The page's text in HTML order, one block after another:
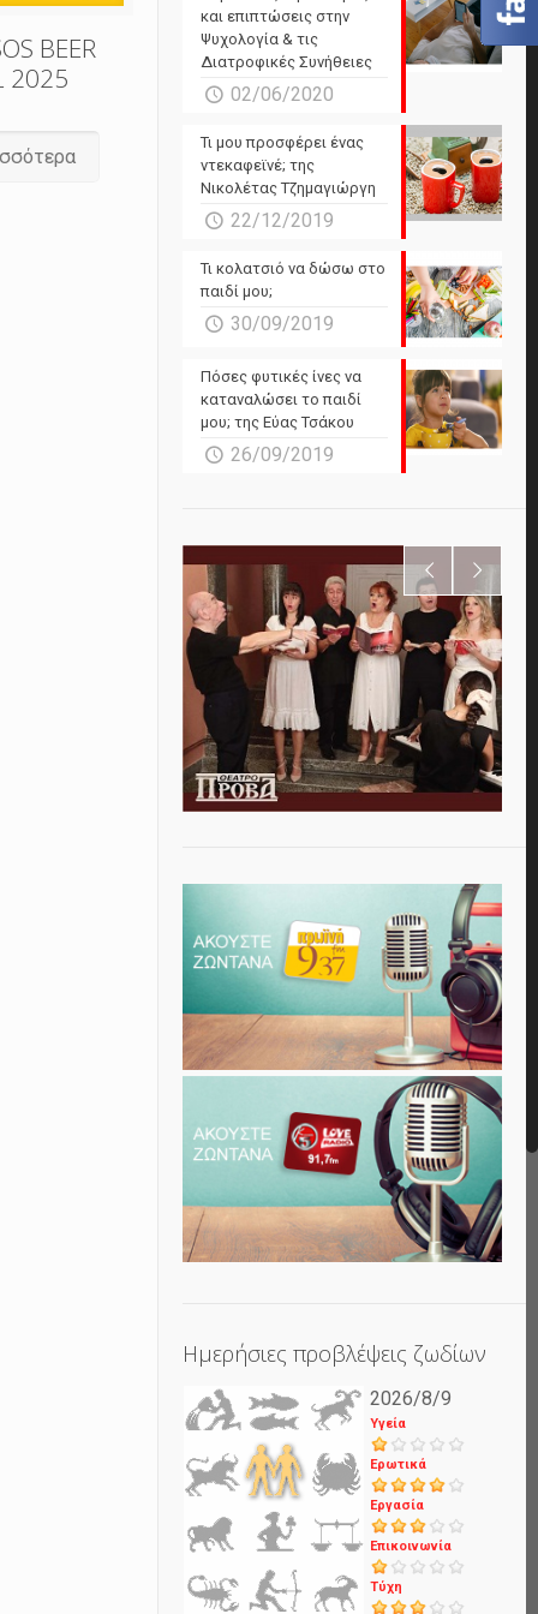
BEER
2025
και επιπτώσεις στην
Ψυχολογία & τις
Διατροφικές Συνήθειες
02/06/2020
Τι μου προσφέρει ένας
ντεκαφεϊνέ; της
Νικολέτας Τζημαγιώργη
22/12/2019
Τι κολατσιό να δώσω στο
παιδί μου;
30/09/2019
Πόσες φυτικές ίνες να
καταναλώσει το παιδί
μου; της Εύας Τσάκου
26/09/2019
Ημερήσιες προβλέψεις ζωδίων
2026/8/9
Υγεία
Ερωτικά
Εργασία
Επικοινωνία
Τύχη